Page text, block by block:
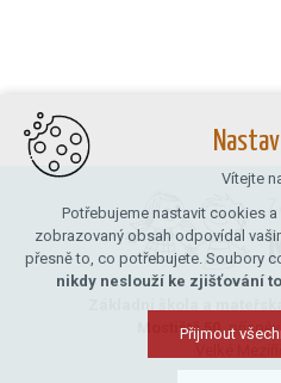
Mostiště 50,
Vítejte
Potřebujeme nastavit cookies
zobrazovaný obsah odpovídal
přesně to, co potřebujete. Soubory
nikdy neslouží ke zjišťování
Přijmout